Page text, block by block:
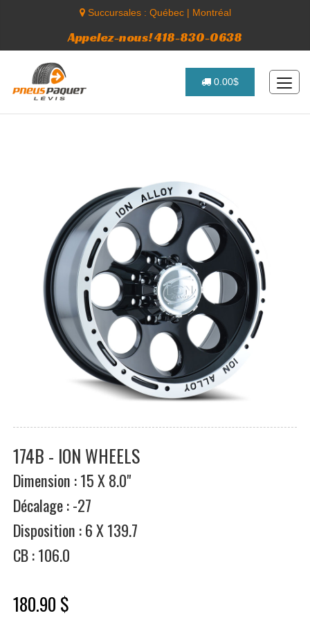
Succursales : Québec| Montréal
Appelez-nous! 418-830-0638
0.00$
174B - ION WHEELS
Dimension : 15 X 8.0"
Décalage : -27
Disposition : 6 X 139.7
CB : 106.0
180.90 $